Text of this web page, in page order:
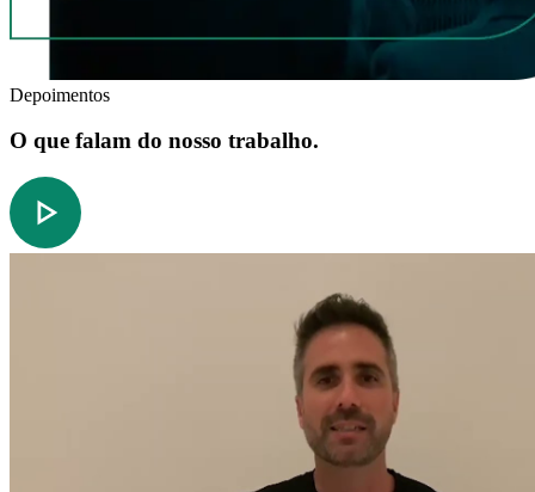
Depoimentos
O que falam do nosso trabalho.